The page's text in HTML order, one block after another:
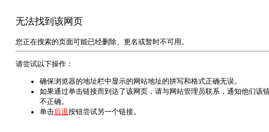
无法找到该网页
您正在搜索的页面可能已经删除、更名或暂时不可用。
请尝试以下操作：
确保浏览器的地址栏中显示的网站地址的拼写和格式正确无误。
如果通过单击链接而到达了该网页，请与网站管理员联系，通知他们该
不正确。
单击后退按钮尝试另一个链接。